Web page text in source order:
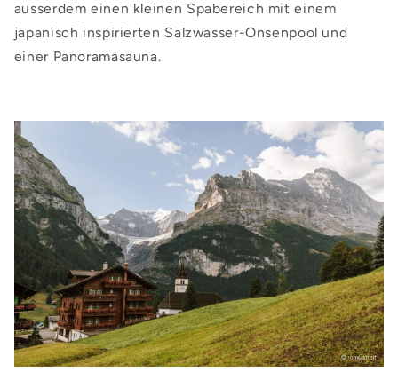
ausserdem einen kleinen Spabereich mit einem
japanisch inspirierten Salzwasser-Onsenpool und
einer Panoramasauna.